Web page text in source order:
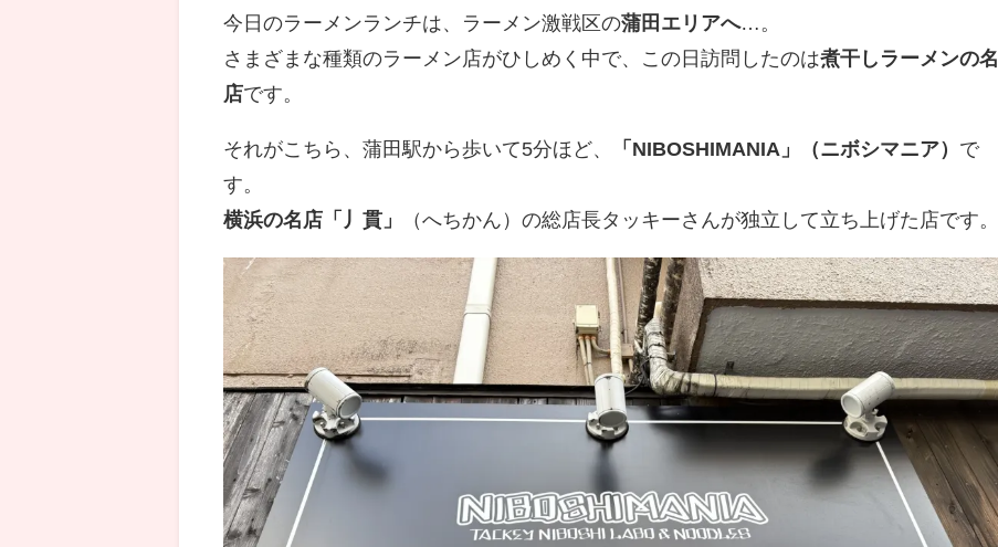
今日のラーメンランチは、ラーメン激戦区の蒲田エリアへ…。
さまざまな種類のラーメン店がひしめく中で、この日訪問したのは煮干しラーメンの名
店です。
それがこちら、蒲田駅から歩いて5分ほど、 「NIBOSHIMANIA」（ニボシマニア） で
す。
横浜の名店「丿貫」
（へちかん）の総店長タッキーさんが独立して立ち上げた店です。